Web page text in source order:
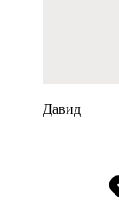
Давид